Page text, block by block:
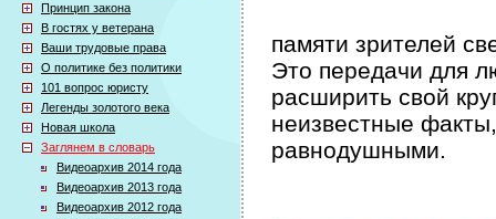
Принцип закона
В гостях у ветерана
Ваши трудовые права
О политике без политики
101 вопрос юристу
Легенды золотого века
Новая школа
Заглянем в словарь
Видеоархив 2014 года
Видеоархив 2013 года
Видеоархив 2012 года
памяти зрителей
Это передачи для
расширить свой
неизвестные
равнодушными.